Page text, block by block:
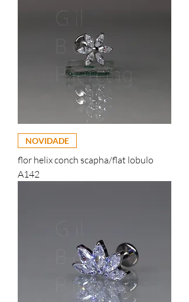
NOVIDADE
flor helix conch scapha/flat lobulo
A142